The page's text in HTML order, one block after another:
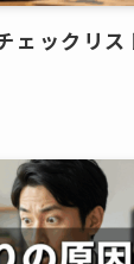
ェックリ